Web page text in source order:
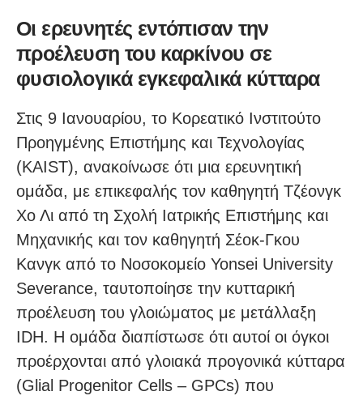
Οι ερευνητές εντόπισαν την
προέλευση του καρκίνου σε
φυσιολογικά εγκεφαλικά κύτταρα
Στις 9 Ιανουαρίου, το Κορεατικό Ινστιτούτο
Προηγμένης Επιστήμης και Τεχνολογίας
(KAIST), ανακοίνωσε ότι μια ερευνητική
ομάδα, με επικεφαλής τον καθηγητή Τζέονγκ
Χο Λι από τη Σχολή Ιατρικής Επιστήμης και
Μηχανικής και τον καθηγητή Σέοκ-Γκου
Κανγκ από το Νοσοκομείο Yonsei University
Severance, ταυτοποίησε την κυτταρική
προέλευση του γλοιώματος με μετάλλαξη
IDH. Η ομάδα διαπίστωσε ότι αυτοί οι όγκοι
προέρχονται από γλοιακά προγονικά κύτταρα
(Glial Progenitor Cells – GPCs) που